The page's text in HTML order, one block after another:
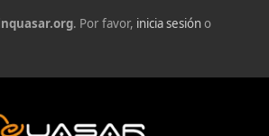
. Por favor, inicia sesióno